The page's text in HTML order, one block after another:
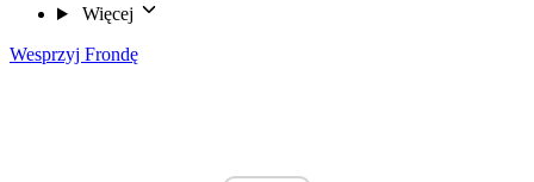
Więcej
Wesprzyj Frondę